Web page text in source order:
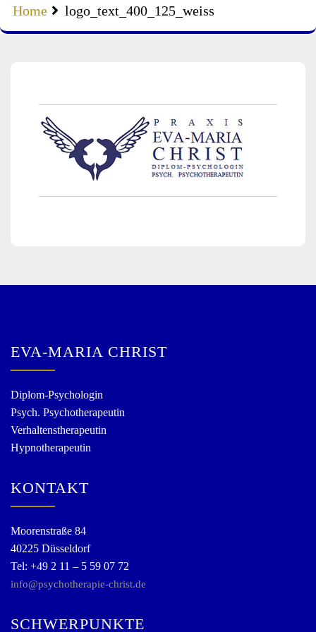
Home logo_text_400_125_weiss
EVA-MARIA CHRIST
Diplom-Psychologin
Psych. Psychotherapeutin
Verhaltenstherapeutin
Hypnotherapeutin
KONTAKT
Moorenstraße 84
40225 Düsseldorf
Tel: +49 2 11 – 5 59 07 72
info@psychotherapie-christ.de
SCHWERPUNKTE